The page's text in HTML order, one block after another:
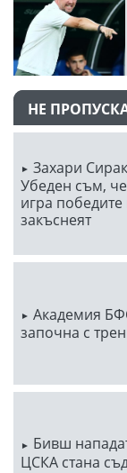
НЕ
Захари
Убеден съм, че
игра
закъснеят
Академия
започна с
Бивш
ЦСКА стана